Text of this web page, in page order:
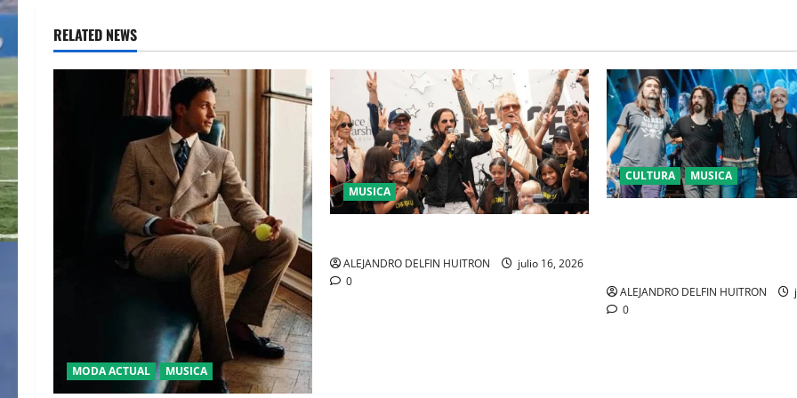
RELATED NEWS
MODA ACTUAL MUSICA
MUSICA
ALEJANDRO DELFIN HUITRON
julio 16, 2026
0
CULTURA MUSICA
ALEJANDRO DELFIN HUITRON
0